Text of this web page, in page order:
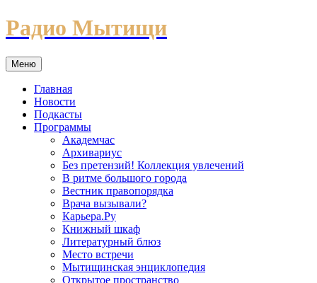
Перейти
к
Радио Мытищи
Меню
Главная
Новости
Подкасты
Программы
Академчас
Архивариус
Без претензий! Коллекция увлечений
В ритме большого города
Вестник правопорядка
Врача вызывали?
Карьера.Ру
Книжный шкаф
Литературный блюз
Место встречи
Мытищинская энциклопедия
Открытое пространство